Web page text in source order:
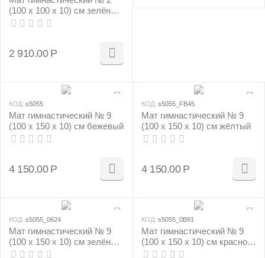
(100 х 100 х 10) см зелёно/
жёлтый
2 910.00 Р
КОД: s5055
Мат гимнастический № 9
(100 х 150 х 10) см бежевый
4 150.00 Р
КОД: s5055_FB45
Мат гимнастический № 9
(100 х 150 х 10) см жёлтый
4 150.00 Р
КОД: s5055_0624
Мат гимнастический № 9
(100 х 150 х 10) см зелёно/
жёлтый
КОД: s5055_0B91
Мат гимнастический № 9
(100 х 150 х 10) см красно/
жёлтый